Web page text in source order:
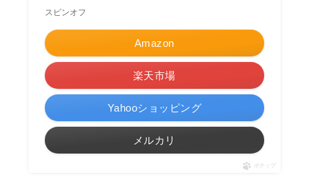
スピンオフ
Amazon
楽天市場
Yahooショッピング
メルカリ
ポチップ